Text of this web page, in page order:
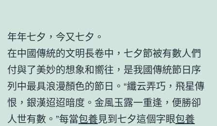
年年七夕，今又七夕。
在中國傳統的文明長卷中，七夕節被有數人們
付與了美妙的想象和嚮往，是我國傳統節日序
列中最具浪漫顏色的節日。“纖云弄巧，飛星傳
恨，銀漢迢迢暗度。金風玉露一重逢，便勝卻
人世有數。”每當包養見到七夕這個字眼包養